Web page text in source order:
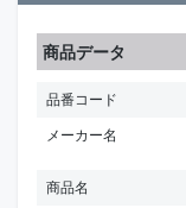
商品データ
品番コード
メーカー名
商品名